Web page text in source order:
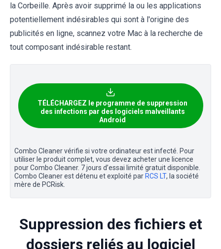
la Corbeille. Après avoir supprimé la ou les applications
potentiellement indésirables qui sont à l'origine des
publicités en ligne, scannez votre Mac à la recherche de
tout composant indésirable restant.
TÉLÉCHARGEZ le programme de suppression
des infections par des logiciels malveillants
Android
Combo Cleaner vérifie si votre ordinateur est infecté. Pour
utiliser le produit complet, vous devez acheter une licence
pour Combo Cleaner. 7 jours d’essai limité gratuit disponible.
Combo Cleaner est détenu et exploité par RCS LT, la société
mère de PCRisk.
Suppression des fichiers et
dossiers reliés au logiciel